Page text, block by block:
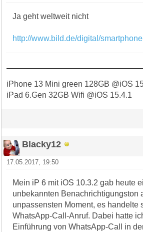
Ja geht weltweit nicht
http://www.bild.de/digital/
iPhone 13 Mini green 128GB @iOS
iPad 6.Gen 32GB Wifi @iOS 15.4.1
Blacky12
17.05.2017, 19:50
Mein iP 6 mit iOS 10.3.2 gab heute
unbekannten Benachrichtigungston
unpassensten Moment, es handelte
WhatsApp-Call-Anruf. Dabei hatte
Einführung von WhatsApp-Call in